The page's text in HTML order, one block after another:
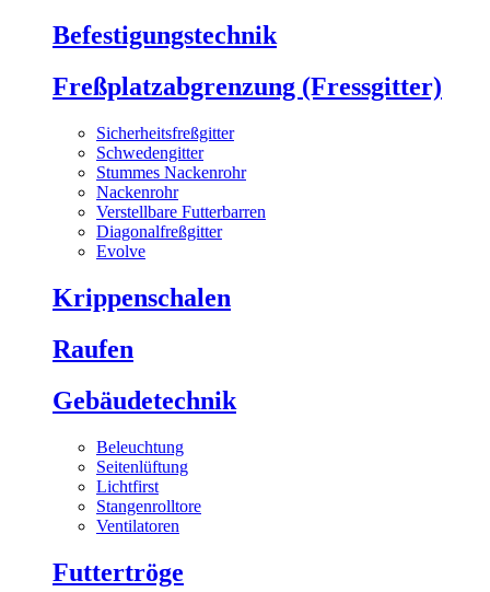
Befestigungstechnik
Freßplatzabgrenzung (Fressgitter)
Sicherheitsfreßgitter
Schwedengitter
Stummes Nackenrohr
Nackenrohr
Verstellbare Futterbarren
Diagonalfreßgitter
Evolve
Krippenschalen
Raufen
Gebäudetechnik
Beleuchtung
Seitenlüftung
Lichtfirst
Stangenrolltore
Ventilatoren
Futtertröge